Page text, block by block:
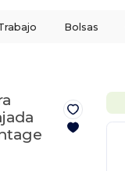
Bolsas